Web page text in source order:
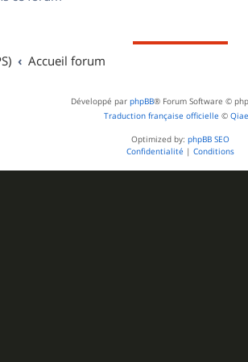
Accueil forum
Développé par phpBB® Forum Software ©
Traduction française officielle ©
Optimized by: phpBB SEO
Confidentialité | Conditions